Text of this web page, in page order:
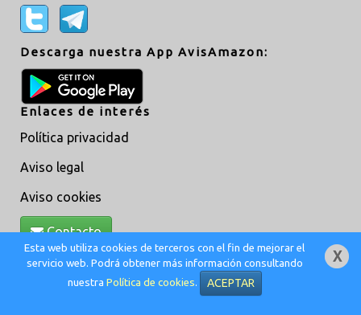
Descarga nuestra App AvisAmazon:
Enlaces de interés
Política privacidad
Aviso legal
Aviso cookies
Contacto
© @ 2019 -
Esta web utiliza cookies de terceros con el fin de mejorar el
servicio web. Podrá obtener más información consultando
nuestra Política de cookies. ACEPTAR